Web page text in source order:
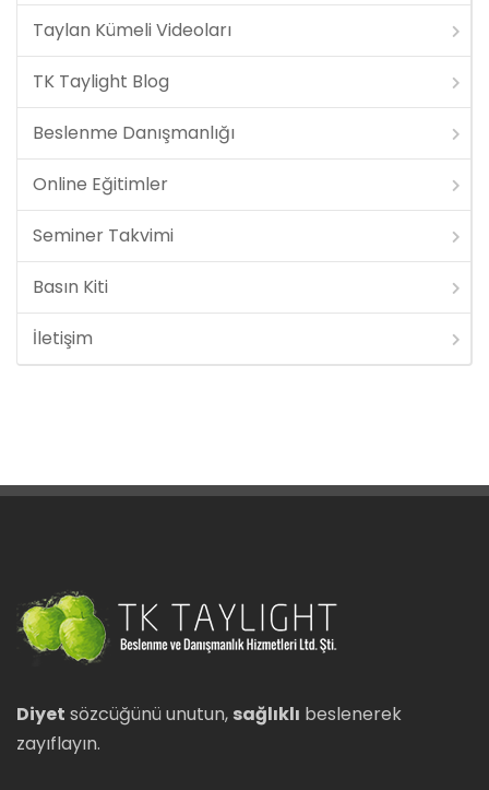
Taylan Kümeli Videoları
TK Taylight Blog
Beslenme Danışmanlığı
Online Eğitimler
Seminer Takvimi
Basın Kiti
İletişim
Diyet sözcüğünü unutun, sağlıklı beslenerek
zayıflayın.